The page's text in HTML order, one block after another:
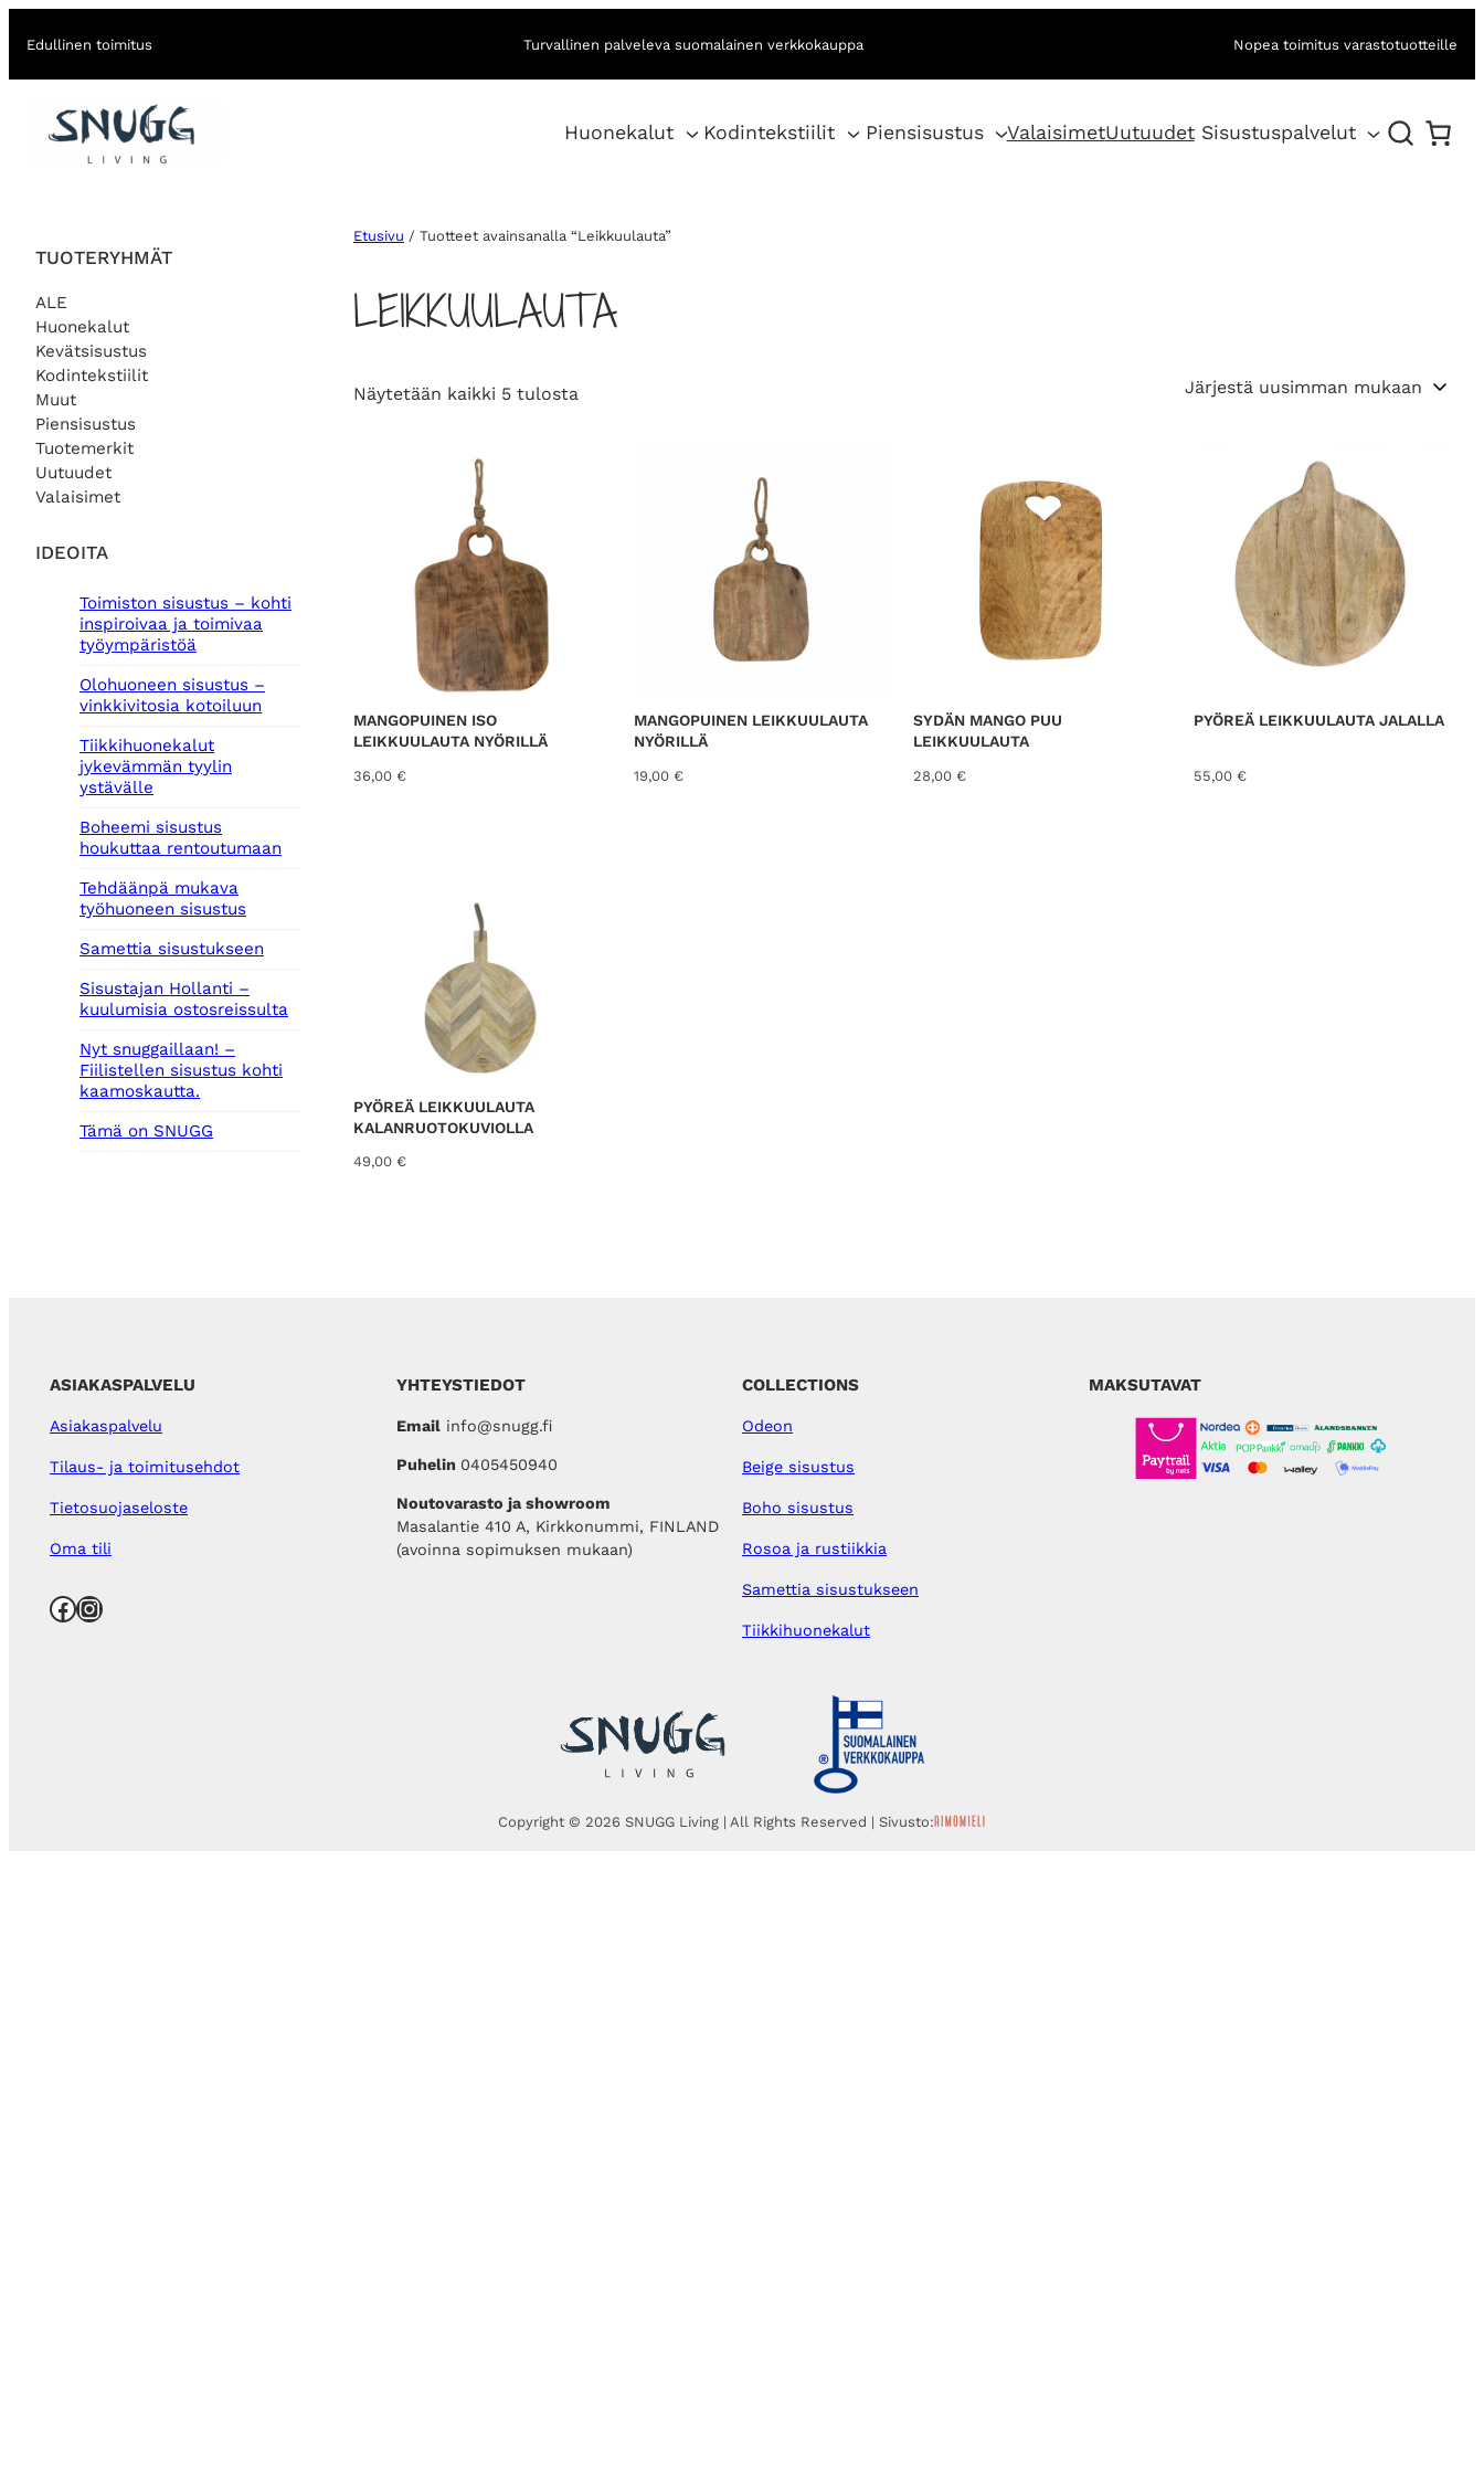
Edullinen toimitus Turvallinen palveleva suomalainen verkkokauppa Nopea toimitus varastotuotteille
Huonekalut Kodintekstiilit Piensisustus ValaisimetUutuudet Sisustuspalvelut
TUOTERYHMÄT
ALE
Huonekalut
Kevätsisustus
Kodintekstiilit
Muut
Piensisustus
Tuotemerkit
Uutuudet
Valaisimet
IDEOITA
Toimiston sisustus – kohti
inspiroivaa ja toimivaa
työympäristöä
Olohuoneen sisustus –
vinkkivitosia kotoiluun
Tiikkihuonekalut
jykevämmän tyylin
ystävälle
Boheemi sisustus
houkuttaa rentoutumaan
Tehdäänpä mukava
työhuoneen sisustus
Samettia sisustukseen
Sisustajan Hollanti –
kuulumisia ostosreissulta
Nyt snuggaillaan! –
Fiilistellen sisustus kohti
kaamoskautta.
Tämä on SNUGG
Etusivu / Tuotteet avainsanalla “Leikkuulauta”
LEIKKUULAUTA
Näytetään kaikki 5 tulosta
MANGOPUINEN ISO
LEIKKUULAUTA NYÖRILLÄ
36,00 €
MANGOPUINEN LEIKKUULAUTA
NYÖRILLÄ
19,00 €
SYDÄN MANGO PUU
LEIKKUULAUTA
28,00 €
PYÖREÄ LEIKKUULAUTA JALALLA
55,00 €
PYÖREÄ LEIKKUULAUTA
KALANRUOTOKUVIOLLA
49,00 €
ASIAKASPALVELU
Asiakaspalvelu
Tilaus- ja toimitusehdot
Tietosuojaseloste
Oma tili
Facebook Instagram
YHTEYSTIEDOT
Emailinfo@snugg.fi
Puhelin 0405450940
Noutovarasto ja showroom
Masalantie 410 A, Kirkkonummi, FINLAND
(avoinna sopimuksen mukaan)
COLLECTIONS
Odeon
Beige sisustus
Boho sisustus
Rosoa ja rustiikkia
Samettia sisustukseen
Tiikkihuonekalut
MAKSUTAVAT
Copyright © 2026 SNUGG Living | All Rights Reserved | Sivusto: